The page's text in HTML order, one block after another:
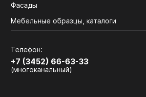
Фасады
Мебельные образцы, каталоги
Телефон:
+7 (3452) 66-63-33
(многоканальный)